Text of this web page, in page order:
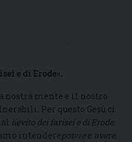
e di Erode».
nostra mente e il nostro
Per questo Gesù ci
lievito dei farisei e di Erode.
intenderepoteree avere,